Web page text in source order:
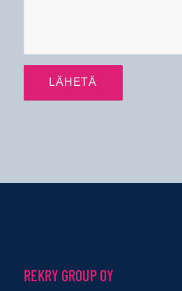
REKRY GROUP OY